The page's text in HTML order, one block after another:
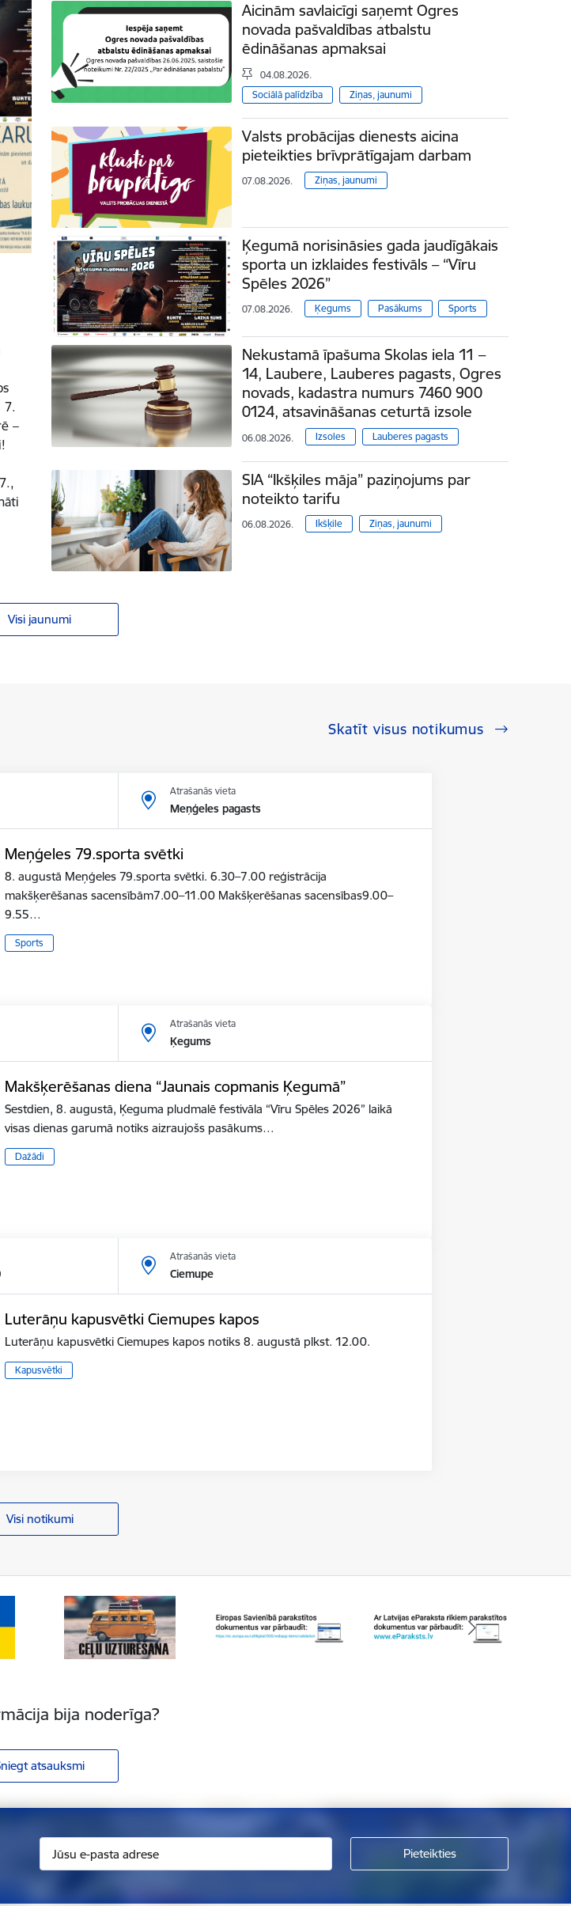
7.
–
Aicinām savlaicīgi saņemt Ogres
novada pašvaldības atbalstu
ēdināšanas apmaksai
04.08.2026.
Sociālā palīdzība
Ziņas, jaunumi
Valsts probācijas dienests aicina
pieteikties brīvprātīgajam darbam
07.08.2026. Ziņas, jaunumi
Ķegumā norisināsies gada jaudīgākais
sporta un izklaides festivāls – “Vīru
Spēles 2026”
07.08.2026. Ķegums Pasākums Sports
Nekustamā īpašuma Skolas iela 11 –
14, Laubere, Lauberes pagasts, Ogres
novads, kadastra numurs 7460 900
0124, atsavināšanas ceturtā izsole
06.08.2026. Izsoles Lauberes pagasts
SIA “Ikšķiles māja” paziņojums par
noteikto tarifu
06.08.2026. Ikšķile Ziņas, jaunumi
Visi jaunumi
Skatīt visus notikumus
Atrašanās vieta
Meņģeles pagasts
Meņģeles 79.sporta svētki
8. augustā Meņģeles 79.sporta svētki. 6.30–7.00 reģistrācija
makšķerēšanas sacensībām7.00–11.00 Makšķerēšanas sacensības9.00–
9.55…
Sports
Atrašanās vieta
Ķegums
Makšķerēšanas diena “Jaunais copmanis Ķegumā”
Sestdien, 8. augustā, Ķeguma pludmalē festivāla “Vīru Spēles 2026” laikā
visas dienas garumā notiks aizraujošs pasākums…
Dažādi
Atrašanās vieta
Ciemupe
Luterāņu kapusvētki Ciemupes kapos
Luterāņu kapusvētki Ciemupes kapos notiks 8. augustā plkst. 12.00.
Kapusvētki
Visi notikumi
bija noderīga?
atsauksmi